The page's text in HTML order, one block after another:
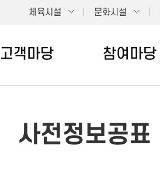
체육시설 문화시설
고객마당 참여마당
사전정보공표